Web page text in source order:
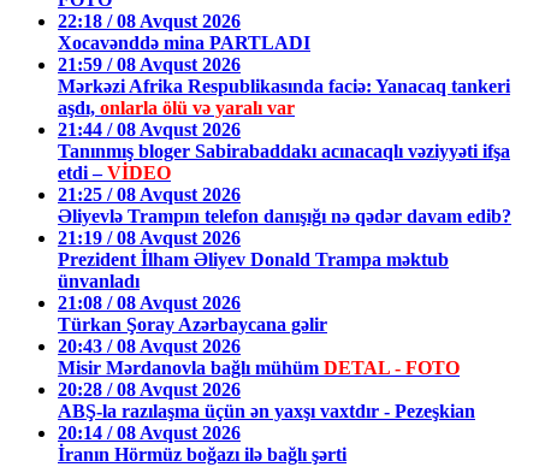
22:18 / 08 Avqust 2026
Xocavənddə mina PARTLADI
21:59 / 08 Avqust 2026
Mərkəzi Afrika Respublikasında faciə: Yanacaq tankeri
aşdı, onlarla ölü və yaralı var
21:44 / 08 Avqust 2026
Tanınmış bloger Sabirabaddakı acınacaqlı vəziyyəti ifşa
etdi –VİDEO
21:25 / 08 Avqust 2026
Əliyevlə Trampın telefon danışığı nə qədər davam edib?
21:19 / 08 Avqust 2026
Prezident İlham Əliyev Donald Trampa məktub
ünvanladı
21:08 / 08 Avqust 2026
Türkan Şoray Azərbaycana gəlir
20:43 / 08 Avqust 2026
Misir Mərdanovla bağlı mühüm DETAL - FOTO
20:28 / 08 Avqust 2026
ABŞ-la razılaşma üçün ən yaxşı vaxtdır - Pezeşkian
20:14 / 08 Avqust 2026
İranın Hörmüz boğazı ilə bağlı şərti